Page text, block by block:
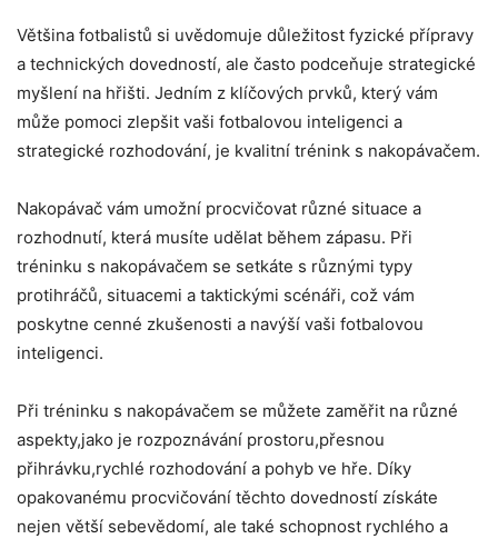
Většina fotbalistů si uvědomuje důležitost fyzické přípravy
a technických dovedností, ale často podceňuje strategické
myšlení na hřišti. Jedním z klíčových prvků, který vám
může pomoci zlepšit vaši fotbalovou inteligenci a
strategické rozhodování, je kvalitní trénink s nakopávačem.
Nakopávač vám umožní procvičovat různé situace a
rozhodnutí, která musíte udělat během zápasu. Při
tréninku s nakopávačem se setkáte s různými typy
protihráčů, situacemi a taktickými scénáři, což vám
poskytne cenné zkušenosti a navýší vaši fotbalovou
inteligenci.
Při tréninku s nakopávačem se můžete zaměřit na různé
aspekty,jako je rozpoznávání prostoru,přesnou
přihrávku,rychlé rozhodování a pohyb ve hře. Díky
opakovanému procvičování těchto dovedností získáte
nejen větší sebevědomí, ale také schopnost rychlého a